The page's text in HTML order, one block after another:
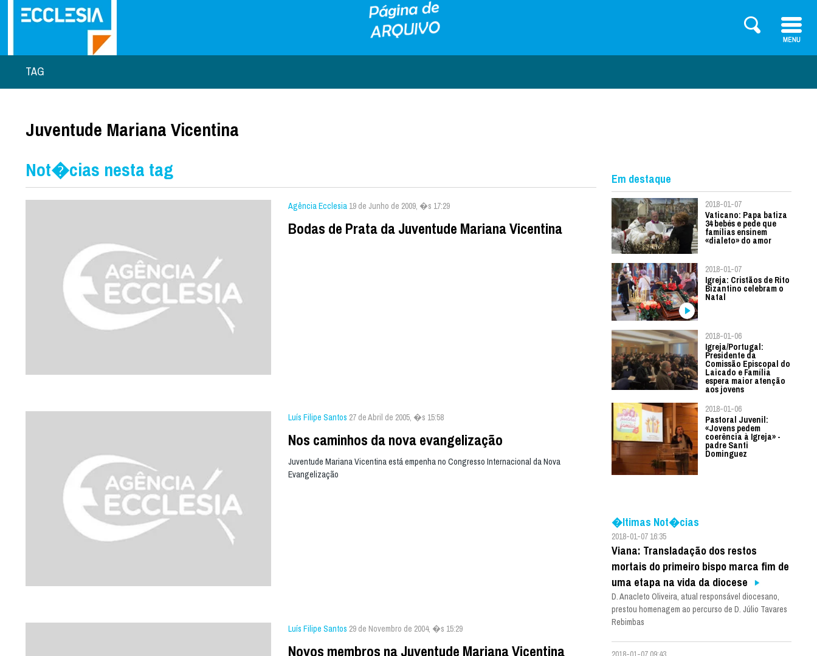
TAG
Juventude Mariana Vicentina
Not�cias nesta tag
Agência Ecclesia 19 de Junho de 2009, �s 17:29
Bodas de Prata da Juventude Mariana Vicentina
Luís Filipe Santos 27 de Abril de 2005, �s 15:58
Nos caminhos da nova evangelização
Juventude Mariana Vicentina está empenha no Congresso Internacional da Nova
Evangelização
Luís Filipe Santos 29 de Novembro de 2004, �s 15:29
Novos membros na Juventude Mariana Vicentina
Em destaque
2018-01-07
Vaticano: Papa batiza
34 bebés e pede que
famílias ensinem
«dialeto» do amor
2018-01-07
Igreja: Cristãos de Rito
Bizantino celebram o
Natal
2018-01-06
Igreja/Portugal:
Presidente da
Comissão Episcopal do
Laicado e Família
espera maior atenção
aos jovens
2018-01-06
Pastoral Juvenil:
«Jovens pedem
coerência à Igreja» -
padre Santi
Dominguez
�ltimas Not�cias
2018-01-07 16:35
Viana: Transladação dos restos
mortais do primeiro bispo marca fim de
uma etapa na vida da diocese
D. Anacleto Oliveira, atual responsável diocesano,
prestou homenagem ao percurso de D. Júlio Tavares
Rebimbas